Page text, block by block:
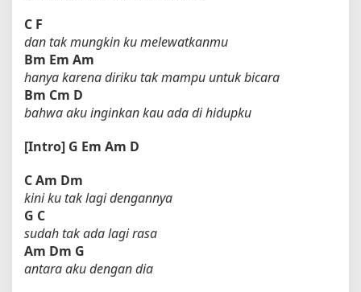
C F
dan tak mungkin ku melewatkanmu
Bm Em Am
hanya karena diriku tak mampu untuk bicara
Bm Cm D
bahwa aku inginkan kau ada di hidupku
[Intro] G Em Am D
CAm Dm
kini ku tak lagi dengannya
G C
sudah tak ada lagi rasa
Am Dm G
antara aku dengan dia